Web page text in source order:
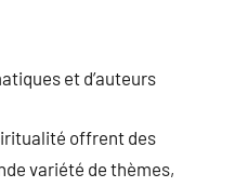
et d’auteurs
offrent des
variété de thèmes,